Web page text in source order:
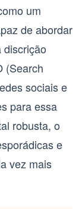
um
de abordar
discrição
(Search
sociais e
para essa
robusta, o
e
vez mais